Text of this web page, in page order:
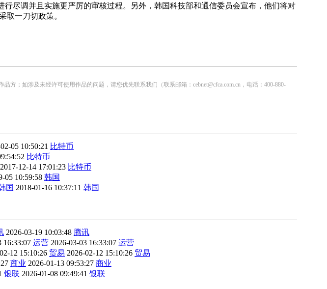
调并且实施更严厉的审核过程。另外，韩国科技部和通信委员会宣布，他们将对
取一刀切政策。
；如涉及未经许可使用作品的问题，请您优先联系我们（联系邮箱：cebnet@cfca.com.cn，电话：400-880-
05 10:50:21 比特币
比特币
2017-12-14 17:01:23 比特币
05 10:59:58 韩国
国 2018-01-16 10:37:11 韩国
2026-03-19 10:03:48 腾讯
16:33:07 运营 2026-03-03 16:33:07 运营
12 15:10:26 贸易 2026-02-12 15:10:26 贸易
商业 2026-01-13 09:53:27 商业
银联 2026-01-08 09:49:41 银联